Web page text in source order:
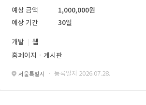
예상 금액
1,000,000원
예상 기간
30일
개발
웹
홈페이지ㆍ게시판
서울특별시 · 등록일자 2026.07.28.